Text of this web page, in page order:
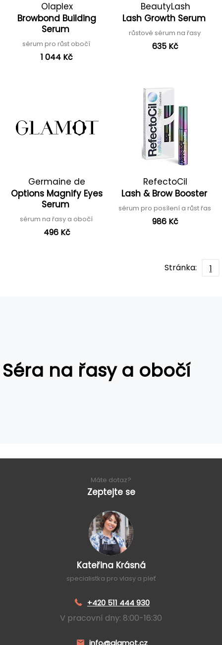
Olaplex
Browbond Building
Serum
sérum pro růst obočí
1 044 Kč
BeautyLash
Lash Growth Serum
růstové sérum na řasy
635 Kč
Germaine de
Capuccini
Options Magnify Eyes
Serum
sérum na řasy a obočí
496 Kč
RefectoCil
Lash & Brow Booster
sérum pro posílení a růst řas
986 Kč
Stránka: 1
Séra na řasy a obočí
Máte dotaz?
Zeptejte se
Kateřina Krásná
specialistka pro vlasy a pleť
+420 511 444 930
V pracovní dny: 8:00-16:30
info@glamot.cz